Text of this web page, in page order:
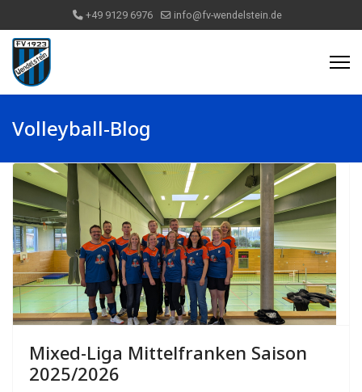
+49 9129 6976 info@fv-wendelstein.de
Volleyball-Blog
Mixed-Liga Mittelfranken Saison
2025/2026